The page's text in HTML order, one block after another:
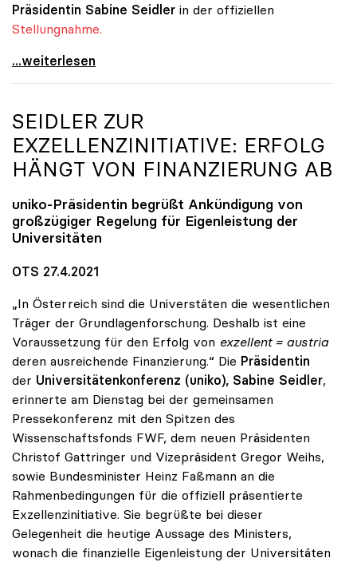
Präsidentin Sabine Seidler in der offiziellen
Stellungnahme.
Quereinsteiger-Studium: uniko fordert Einbindung
...weiterlesen
SEIDLER ZUR
EXZELLENZINITIATIVE: ERFOLG
HÄNGT VON FINANZIERUNG AB
uniko-Präsidentin begrüßt Ankündigung von
großzügiger Regelung für Eigenleistung der
Universitäten
OTS 27.4.2021
„In Österreich sind die Universtäten die wesentlichen
Träger der Grundlagenforschung. Deshalb ist eine
Voraussetzung für den Erfolg von exzellent = austria
deren ausreichende Finanzierung.“ Die Präsidentin
der Universitätenkonferenz (uniko), Sabine Seidler,
erinnerte am Dienstag bei der gemeinsamen
Pressekonferenz mit den Spitzen des
Wissenschaftsfonds FWF, dem neuen Präsidenten
Christof Gattringer und Vizepräsident Gregor Weihs,
sowie Bundesminister Heinz Faßmann an die
Rahmenbedingungen für die offiziell präsentierte
Exzellenzinitiative. Sie begrüßte bei dieser
Gelegenheit die heutige Aussage des Ministers,
wonach die finanzielle Eigenleistung der Universitäten